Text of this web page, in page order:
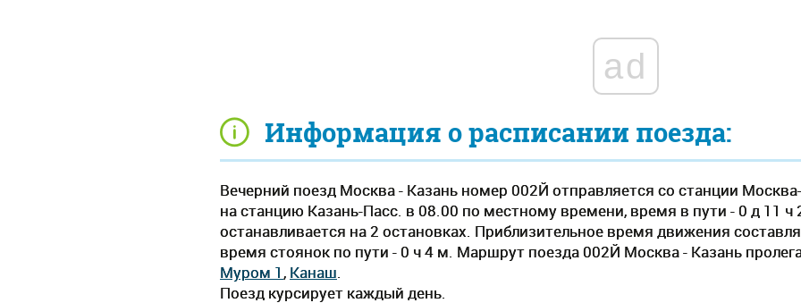
Информация о расписании поезда:
Вечерний поезд Москва - Казань номер 002Й отправляется со станции
на станцию Казань-Пасс. в 08.00 по местному времени, время в пути - 0 д 11
останавливается на 2 остановках. Приблизительное время движения
время стоянок по пути - 0 ч 4 м. Маршрут поезда 002Й Москва - Казань
Муром 1, Канаш.
Поезд курсирует каждый день.
ad